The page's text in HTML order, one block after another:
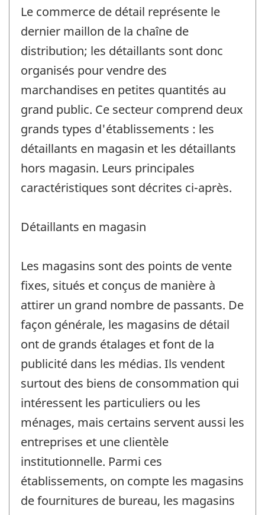
Le commerce de détail représente le
dernier maillon de la chaîne de
distribution; les détaillants sont donc
organisés pour vendre des
marchandises en petites quantités au
grand public. Ce secteur comprend deux
grands types d'établissements : les
détaillants en magasin et les détaillants
hors magasin. Leurs principales
caractéristiques sont décrites ci-après.
Détaillants en magasin
Les magasins sont des points de vente
fixes, situés et conçus de manière à
attirer un grand nombre de passants. De
façon générale, les magasins de détail
ont de grands étalages et font de la
publicité dans les médias. Ils vendent
surtout des biens de consommation qui
intéressent les particuliers ou les
ménages, mais certains servent aussi les
entreprises et une clientèle
institutionnelle. Parmi ces
établissements, on compte les magasins
de fournitures de bureau, les magasins